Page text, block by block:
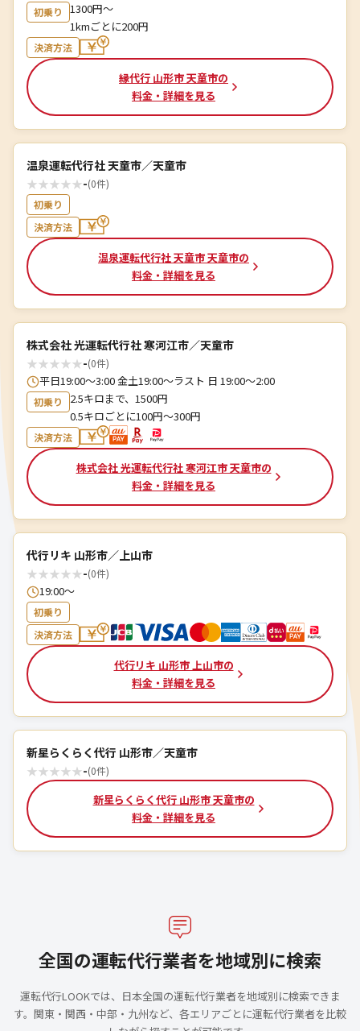
初乗り
1300円〜
1kmごとに200円
決済方法
縁代行 山形市 天童市の
料金・詳細を見る
温泉運転代行社 天童市／天童市
★★★★★-(0件)
初乗り
決済方法
温泉運転代行社 天童市 天童市の
料金・詳細を見る
株式会社 光運転代行社 寒河江市／天童市
★★★★★-(0件)
平日19:00〜3:00 金土19:00〜ラスト 日 19:00〜2:00
初乗り
2.5キロまで、1500円
0.5キロごとに100円〜300円
決済方法
株式会社 光運転代行社 寒河江市 天童市の
料金・詳細を見る
代行リキ 山形市／上山市
★★★★★-(0件)
19:00〜
初乗り
決済方法
代行リキ 山形市 上山市の
料金・詳細を見る
新星らくらく代行 山形市／天童市
★★★★★-(0件)
新星らくらく代行 山形市 天童市の
料金・詳細を見る
全国の運転代行業者を地域別に検索
運転代行LOOKでは、日本全国の運転代行業者を地域別に検索できま
す。関東・関西・中部・九州など、各エリアごとに運転代行業者を比較